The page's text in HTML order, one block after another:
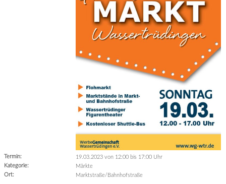
Termin: 19.03.2023 von 12:00 bis 17:00 Uhr
Kategorie:
Märkte
Ort:
Marktstraße/Bahnhofstraße